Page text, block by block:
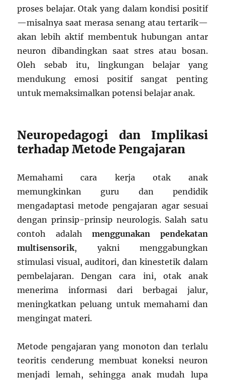
proses belajar. Otak yang dalam kondisi positif
—misalnya saat merasa senang atau tertarik—
akan lebih aktif membentuk hubungan antar
neuron dibandingkan saat stres atau bosan.
Oleh sebab itu, lingkungan belajar yang
mendukung emosi positif sangat penting
untuk memaksimalkan potensi belajar anak.
Neuropedagogi dan Implikasi
terhadap Metode Pengajaran
Memahami cara kerja otak anak
memungkinkan guru dan pendidik
mengadaptasi metode pengajaran agar sesuai
dengan prinsip-prinsip neurologis. Salah satu
contoh adalahmenggunakan pendekatan
multisensorik, yakni menggabungkan
stimulasi visual, auditori, dan kinestetik dalam
pembelajaran. Dengan cara ini, otak anak
menerima informasi dari berbagai jalur,
meningkatkan peluang untuk memahami dan
mengingat materi.
Metode pengajaran yang monoton dan terlalu
teoritis cenderung membuat koneksi neuron
menjadi lemah, sehingga anak mudah lupa